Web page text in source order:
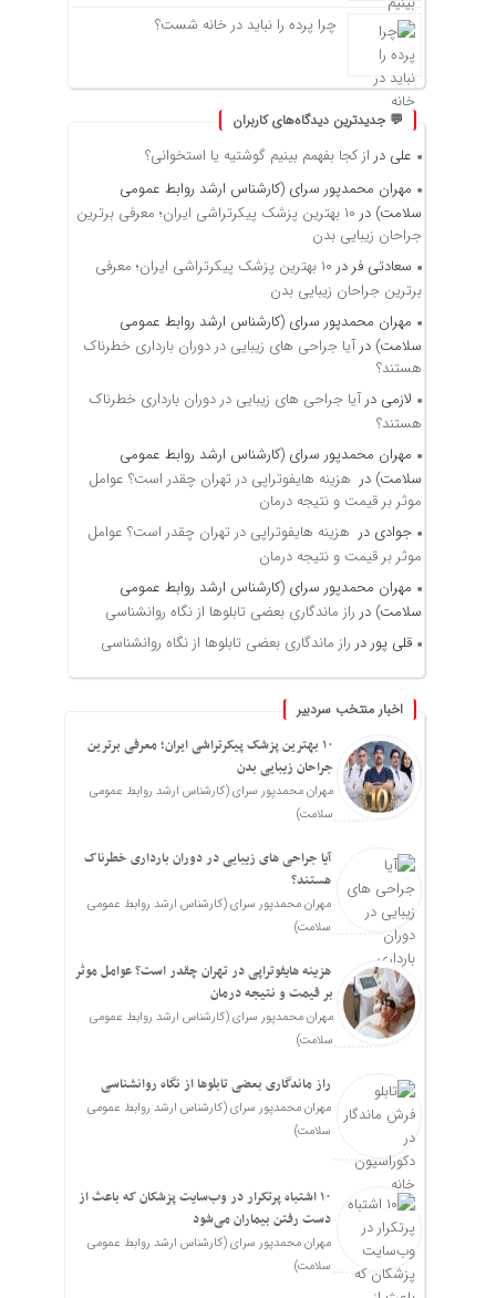
چرا پرده را نباید در خانه شست؟
💬 جدیدترین دیدگاه‌های کاربران
علی در از کجا بفهمم بینیم گوشتیه یا استخوانی؟
مهران محمدپور سرای (کارشناس ارشد روابط عمومی
سلامت) در
۱۰ بهترین پزشک پیکرتراشی ایران؛ معرفی برترین
جراحان زیبایی بدن
سعادتی فر در
۱۰ بهترین پزشک پیکرتراشی ایران؛ معرفی
برترین جراحان زیبایی بدن
مهران محمدپور سرای (کارشناس ارشد روابط عمومی
سلامت) در آیا جراحی های زیبایی در دوران بارداری خطرناک
هستند؟
لازمی در آیا جراحی های زیبایی در دوران بارداری خطرناک
هستند؟
مهران محمدپور سرای (کارشناس ارشد روابط عمومی
سلامت) در هزینه هایفوتراپی در تهران چقدر است؟ عوامل
موثر بر قیمت و نتیجه درمان
جوادی در هزینه هایفوتراپی در تهران چقدر است؟ عوامل
موثر بر قیمت و نتیجه درمان
مهران محمدپور سرای (کارشناس ارشد روابط عمومی
سلامت) در راز ماندگاری بعضی تابلوها از نگاه روانشناسی
قلی پور در راز ماندگاری بعضی تابلوها از نگاه روانشناسی
اخبار منتخب سردبیر
۱۰ بهترین پزشک پیکرتراشی ایران؛ معرفی برترین
جراحان زیبایی بدن
مهران محمدپور سرای (کارشناس ارشد روابط عمومی
سلامت)
آیا جراحی های زیبایی در دوران بارداری خطرناک
هستند؟
مهران محمدپور سرای (کارشناس ارشد روابط عمومی
سلامت)
هزینه هایفوتراپی در تهران چقدر است؟ عوامل موثر
بر قیمت و نتیجه درمان
مهران محمدپور سرای (کارشناس ارشد روابط عمومی
سلامت)
راز ماندگاری بعضی تابلوها از نگاه روانشناسی
مهران محمدپور سرای (کارشناس ارشد روابط عمومی
سلامت)
۱۰ اشتباه پرتکرار در وب‌سایت پزشکان که باعث از
دست رفتن بیماران می‌شود
مهران محمدپور سرای (کارشناس ارشد روابط عمومی
سلامت)